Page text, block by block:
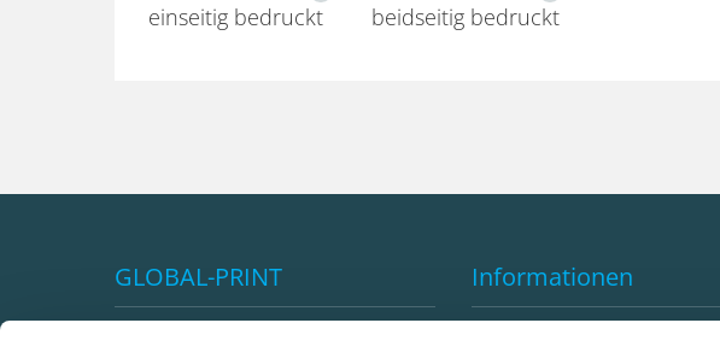
einseitig bedruckt beidseitig bedruckt
GLOBAL-PRINT Informationen